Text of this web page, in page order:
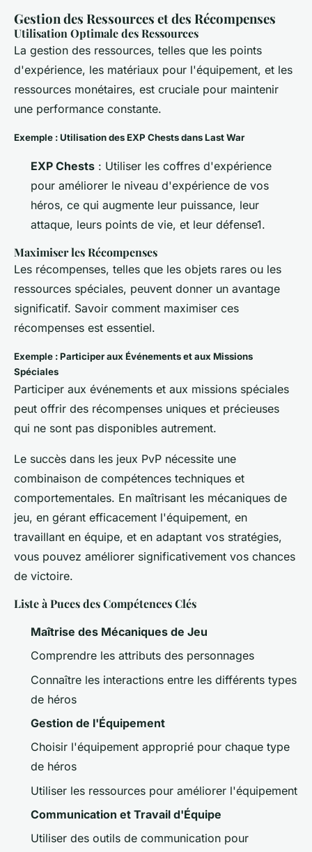
Gestion des Ressources et des Récompenses
Utilisation Optimale des Ressources
La gestion des ressources, telles que les points
d'expérience, les matériaux pour l'équipement, et les
ressources monétaires, est cruciale pour maintenir
une performance constante.
Exemple : Utilisation des EXP Chests dans Last War
EXP Chests : Utiliser les coffres d'expérience
pour améliorer le niveau d'expérience de vos
héros, ce qui augmente leur puissance, leur
attaque, leurs points de vie, et leur défense1.
Maximiser les Récompenses
Les récompenses, telles que les objets rares ou les
ressources spéciales, peuvent donner un avantage
significatif. Savoir comment maximiser ces
récompenses est essentiel.
Exemple : Participer aux Événements et aux Missions
Spéciales
Participer aux événements et aux missions spéciales
peut offrir des récompenses uniques et précieuses
qui ne sont pas disponibles autrement.
Le succès dans les jeux PvP nécessite une
combinaison de compétences techniques et
comportementales. En maîtrisant les mécaniques de
jeu, en gérant efficacement l'équipement, en
travaillant en équipe, et en adaptant vos stratégies,
vous pouvez améliorer significativement vos chances
de victoire.
Liste à Puces des Compétences Clés
Maîtrise des Mécaniques de Jeu
Comprendre les attributs des personnages
Connaître les interactions entre les différents types
de héros
Gestion de l'Équipement
Choisir l'équipement approprié pour chaque type
de héros
Utiliser les ressources pour améliorer l'équipement
Communication et Travail d'Équipe
Utiliser des outils de communication pour